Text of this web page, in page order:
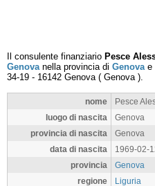
Il consulente finanziario Pesce
Genovanella provincia di Genovae
34-19 - 16142 Genova( Genova).
nome
Pesce
luogo di nascita
Genova
provincia di nascita
Genova
data di nascita
1969-02-
provincia
Genova
regione
Liguria